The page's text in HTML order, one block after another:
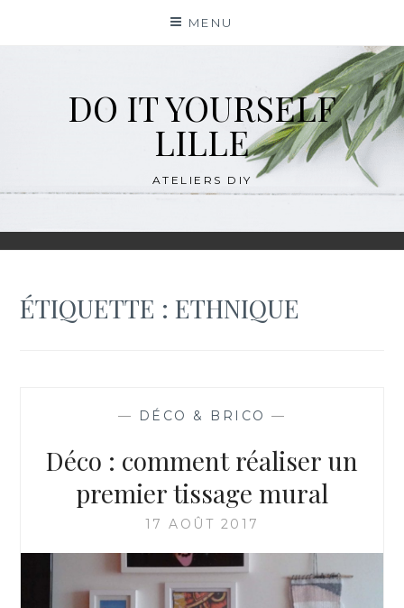
MENU
DO IT YOURSELF
LILLE
ATELIERS DIY
ÉTIQUETTE :ETHNIQUE
— DÉCO & BRICO —
Déco : comment réaliser un
premier tissage mural
17 AOÛT 2017